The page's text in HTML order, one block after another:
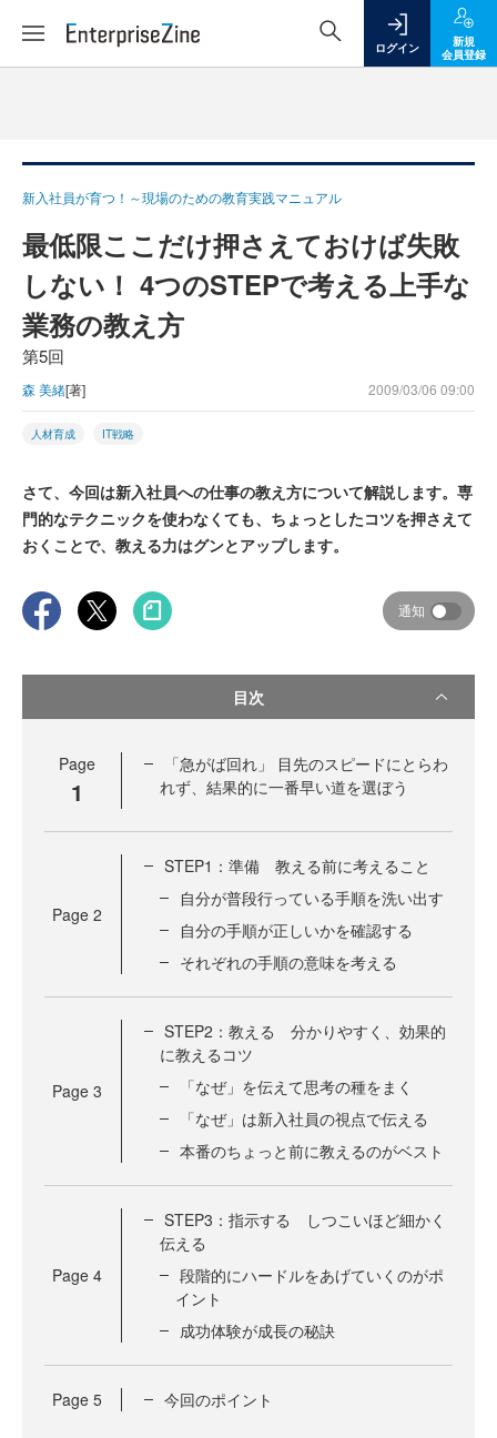
ログイン
新規
会員登録
新入社員が育つ！～現場のための教育実践マニュアル
最低限ここだけ押さえておけば失敗
しない！ 4つのSTEPで考える上手な
業務の教え方
第5回
森 美緒[著] 2009/03/06 09:00
人材育成 IT戦略
さて、今回は新入社員への仕事の教え方について解説します。専
門的なテクニックを使わなくても、ちょっとしたコツを押さえて
おくことで、教える力はグンとアップします。
通知
目次
Page
1
「急がば回れ」 目先のスピードにとらわ
れず、結果的に一番早い道を選ぼう
Page 2
STEP1：準備 教える前に考えること
自分が普段行っている手順を洗い出す
自分の手順が正しいかを確認する
それぞれの手順の意味を考える
Page 3
STEP2：教える 分かりやすく、効果的
に教えるコツ
「なぜ」を伝えて思考の種をまく
「なぜ」は新入社員の視点で伝える
本番のちょっと前に教えるのがベスト
Page 4
STEP3：指示する しつこいほど細かく
伝える
段階的にハードルをあげていくのがポ
イント
成功体験が成長の秘訣
Page 5 今回のポイント